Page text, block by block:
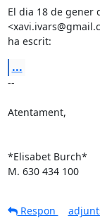
El dia 18 de gener
ha escrit:
...
--
Atentament,
*Elisabet Burch*
M. 630 434 100
Respon